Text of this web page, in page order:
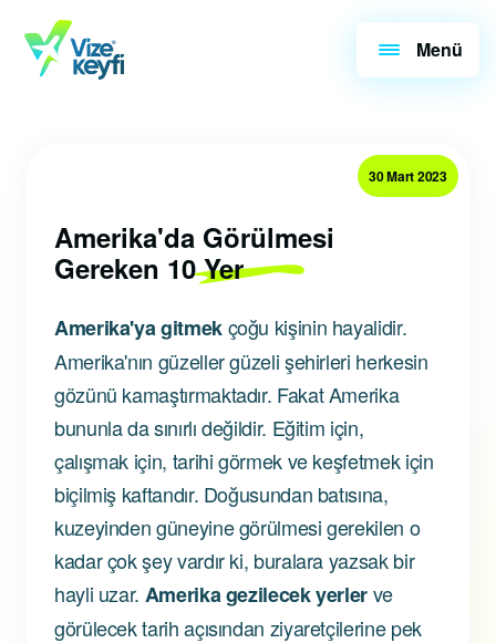
Menü
30 Mart 2023
Amerika'da Görülmesi
Gereken 10 Yer
Amerika'ya gitmekçoğu kişinin hayalidir.
Amerika'nın güzeller güzeli şehirleri herkesin
gözünü kamaştırmaktadır. Fakat Amerika
bununla da sınırlı değildir. Eğitim için,
çalışmak için, tarihi görmek ve keşfetmek için
biçilmiş kaftandır. Doğusundan batısına,
kuzeyinden güneyine görülmesi gerekilen o
kadar çok şey vardır ki, buralara yazsak bir
hayli uzar. Amerika gezilecek yerlerve
görülecek tarih açısından ziyaretçilerine pek